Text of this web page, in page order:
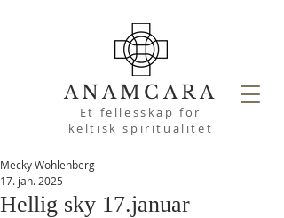
ANAMCARA
Et fellesskap for
keltisk spiritualitet
Hellig sky 17.januar
Mecky Wohlenberg
17. jan. 2025